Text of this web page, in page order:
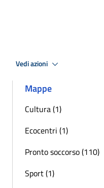
Vedi azioni
Mappe
Cultura (1)
Ecocentri (1)
Pronto soccorso (110)
Sport (1)